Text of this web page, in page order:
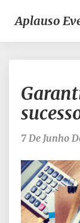
Aplauso
7 De Junho